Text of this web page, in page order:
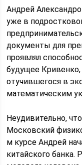
Андрей
уже в
документы для
проявлял
будущее
отучившегося в
математическим
Неудивительно,
Московский
м курсе Андрей
китайского банка.